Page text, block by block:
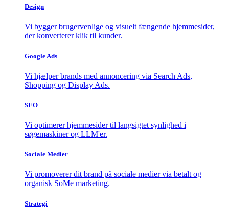
Design
Vi bygger brugervenlige og visuelt fængende hjemmesider,
der konverterer klik til kunder.
Google Ads
Vi hjælper brands med annoncering via Search Ads,
Shopping og Display Ads.
SEO
Vi optimerer hjemmesider til langsigtet synlighed i
søgemaskiner og LLM'er.
Sociale Medier
Vi promoverer dit brand på sociale medier via betalt og
organisk SoMe marketing.
Strategi